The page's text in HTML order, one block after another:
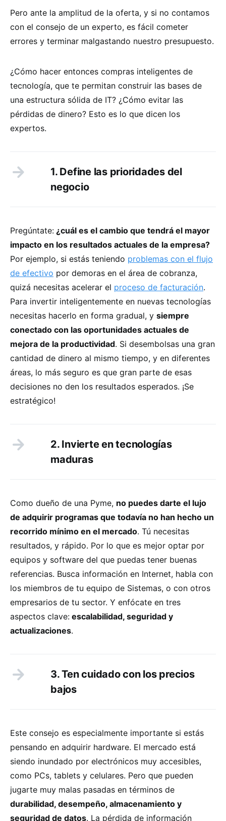
Pero ante la amplitud de la oferta, y si no contamos
con el consejo de un experto, es fácil cometer
errores y terminar malgastando nuestro presupuesto.
¿Cómo hacer entonces compras inteligentes de
tecnología, que te permitan construir las bases de
una estructura sólida de IT? ¿Cómo evitar las
pérdidas de dinero? Esto es lo que dicen los
expertos.
1. Define las prioridades del
negocio
Pregúntate: ¿cuál es el cambio que tendrá el mayor
impacto en los resultados actuales de la empresa?
Por ejemplo, si estás teniendo problemas con el flujo
de efectivo por demoras en el área de cobranza,
quizá necesitas acelerar el proceso de facturación.
Para invertir inteligentemente en nuevas tecnologías
necesitas hacerlo en forma gradual, y siempre
conectado con las oportunidades actuales de
mejora de la productividad. Si desembolsas una gran
cantidad de dinero al mismo tiempo, y en diferentes
áreas, lo más seguro es que gran parte de esas
decisiones no den los resultados esperados. ¡Se
estratégico!
2. Invierte en tecnologías
maduras
Como dueño de una Pyme, no puedes darte el lujo
de adquirir programas que todavía no han hecho un
recorrido mínimo en el mercado. Tú necesitas
resultados, y rápido. Por lo que es mejor optar por
equipos y software del que puedas tener buenas
referencias. Busca información en Internet, habla con
los miembros de tu equipo de Sistemas, o con otros
empresarios de tu sector. Y enfócate en tres
aspectos clave: escalabilidad, seguridad y
actualizaciones.
3. Ten cuidado con los precios
bajos
Este consejo es especialmente importante si estás
pensando en adquirir hardware. El mercado está
siendo inundado por electrónicos muy accesibles,
como PCs, tablets y celulares. Pero que pueden
jugarte muy malas pasadas en términos de
durabilidad, desempeño, almacenamiento y
seguridad de datos. La pérdida de información